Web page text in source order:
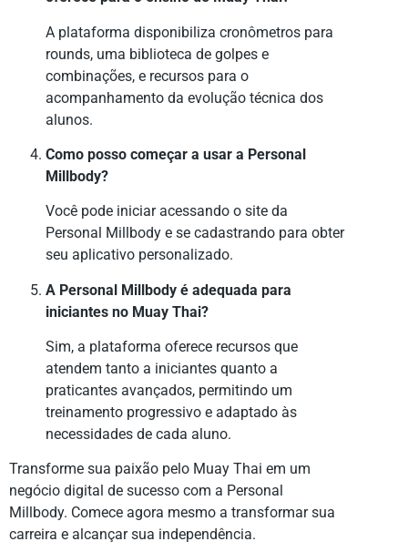
A plataforma disponibiliza cronômetros para
rounds, uma biblioteca de golpes e
combinações, e recursos para o
acompanhamento da evolução técnica dos
alunos.
Como posso começar a usar a Personal
Millbody?
Você pode iniciar acessando o site da
Personal Millbody e se cadastrando para obter
seu aplicativo personalizado.
A Personal Millbody é adequada para
iniciantes no Muay Thai?
Sim, a plataforma oferece recursos que
atendem tanto a iniciantes quanto a
praticantes avançados, permitindo um
treinamento progressivo e adaptado às
necessidades de cada aluno.
Transforme sua paixão pelo Muay Thai em um
negócio digital de sucesso com a Personal
Millbody. Comece agora mesmo a transformar sua
carreira e alcançar sua independência.